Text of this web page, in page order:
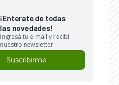
¡Enterate de todas
las novedades!
Ingresá tu e-mail y recibí
nuestro newsletter
Suscribirme